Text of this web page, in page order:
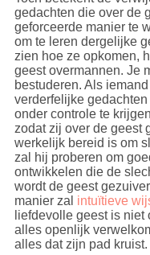
Voor het echte,
kamma, de wet van
nodig dan louter
(anubodhañāṇa).
inzicht, de dingen
(yathābhūta), een
(pativedha) in het
oorzaken en
openbaren. Wat
vanHet hartdat het
doet opflitsen.
Echter, het gehele
oftewel het proces
bepaalde toestand
wordt door heel
voltrokken. Zo zijn er
gedachten die over de
geforceerde manier te
om te leren dergelijke
zien hoe ze opkomen,
geest overmannen. Je
bestuderen. Als
verderfelijke
onder controle te
zodat zij over de geest
werkelijk bereid is om
zal hij proberen om
ontwikkelen die de
wordt de geest
manier zal intuïtieve
liefdevolle geest is
alles openlijk
alles dat zijn pad kruist.